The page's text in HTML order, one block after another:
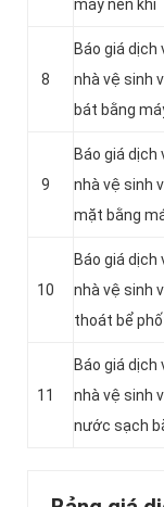
máy nén khí
8
Báo giá
nhà vệ sinh
bát bằng
9
Báo giá
nhà vệ sinh
mặt bằng
10
Báo giá
nhà vệ sinh
thoát bể
11
Báo giá
nhà vệ sinh
nước sạch